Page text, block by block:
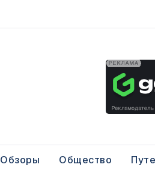
Обзоры Общество